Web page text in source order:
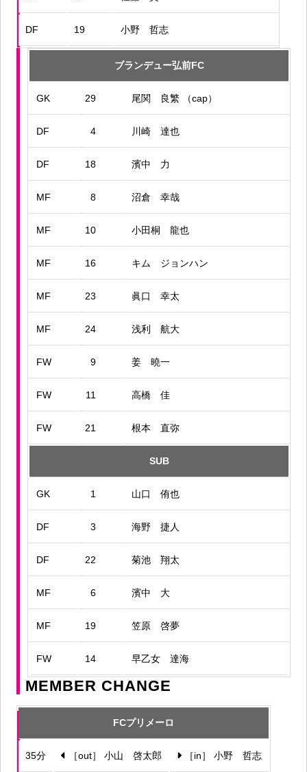
DF 19 小野 哲志
ブランデュー弘前FC
GK 29 尾関 良繁 （cap）
DF 4 川崎 達也
DF 18 濱中 力
MF 8 沼倉 幸哉
MF 10 小田桐 龍也
MF 16 キム ジョンハン
MF 23 眞口 幸太
MF 24 浅利 航大
FW 9 姜 曉一
FW 11 高橋 佳
FW 21 根本 直弥
SUB
GK 1 山口 侑也
DF 3 海野 捷人
DF 22 菊池 翔太
MF 6 濱中 大
MF 19 笠原 啓夢
FW 14 早乙女 達海
MEMBER CHANGE
FCプリメーロ
35分 ［out］ 小山 啓太郎 ［in］ 小野 哲志